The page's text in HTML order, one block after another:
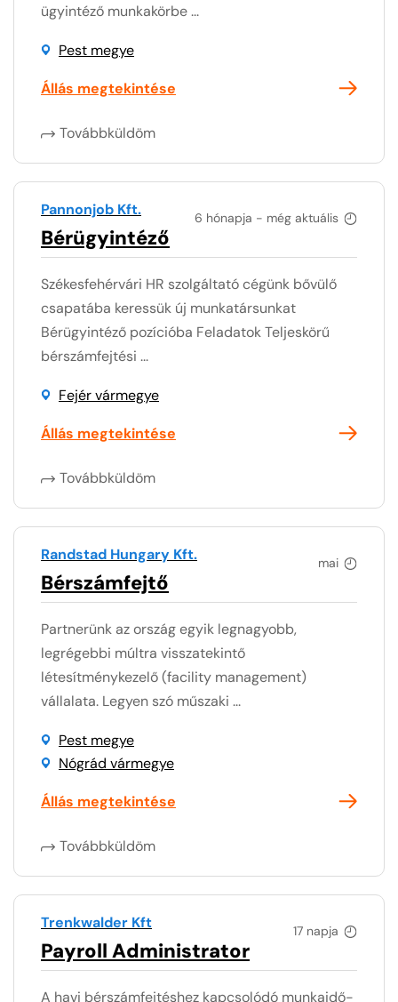
ügyintéző munkakörbe ...
Pest megye
Állás megtekintése
Továbbküldöm
6 hónapja - még aktuális
Pannonjob Kft.
Bérügyintéző
Székesfehérvári HR szolgáltató cégünk bővülő
csapatába keressük új munkatársunkat
Bérügyintéző pozícióba Feladatok Teljeskörű
bérszámfejtési ...
Fejér vármegye
Állás megtekintése
Továbbküldöm
mai
Randstad Hungary Kft.
Bérszámfejtő
Partnerünk az ország egyik legnagyobb,
legrégebbi múltra visszatekintő
létesítménykezelő (facility management)
vállalata. Legyen szó műszaki ...
Pest megye
Nógrád vármegye
Állás megtekintése
Továbbküldöm
17 napja
Trenkwalder Kft
Payroll Administrator
A havi bérszámfejtéshez kapcsolódó munkaidő-